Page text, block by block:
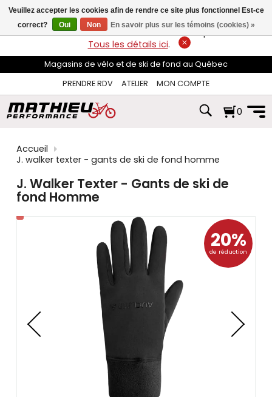
flèches
haut
et
pour
sélectionner
disponible.
Appuyez
pour
accéder
résultat
de
recherche
gestes
LIVRAISON GRATUITEsur les commandes de plus de 74$*.
Tous les détails ici.
Magasins de vélo et de ski de fond au Québec
PRENDRE RDV
ATELIER MON COMPTE
0
Accueil
J. walker texter - gants de ski de fond homme
J. Walker Texter - Gants de ski de
fond Homme
20%
de réduction
Veuillez accepter les cookies afin de rendre ce site plus fonctionnel Est-ce
correct?
Oui Non En savoir plus sur les témoins (cookies) »